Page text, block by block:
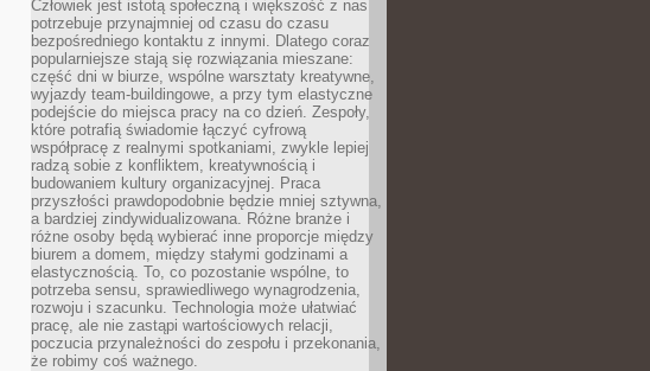
Człowiek jest istotą społeczną i większość z nas
potrzebuje przynajmniej od czasu do czasu
bezpośredniego kontaktu z innymi. Dlatego coraz
popularniejsze stają się rozwiązania mieszane:
część dni w biurze, wspólne warsztaty kreatywne,
wyjazdy team-buildingowe, a przy tym elastyczne
podejście do miejsca pracy na co dzień. Zespoły,
które potrafią świadomie łączyć cyfrową
współpracę z realnymi spotkaniami, zwykle lepiej
radzą sobie z konfliktem, kreatywnością i
budowaniem kultury organizacyjnej. Praca
przyszłości prawdopodobnie będzie mniej sztywna,
a bardziej zindywidualizowana. Różne branże i
różne osoby będą wybierać inne proporcje między
biurem a domem, między stałymi godzinami a
elastycznością. To, co pozostanie wspólne, to
potrzeba sensu, sprawiedliwego wynagrodzenia,
rozwoju i szacunku. Technologia może ułatwiać
pracę, ale nie zastąpi wartościowych relacji,
poczucia przynależności do zespołu i przekonania,
że robimy coś ważnego.